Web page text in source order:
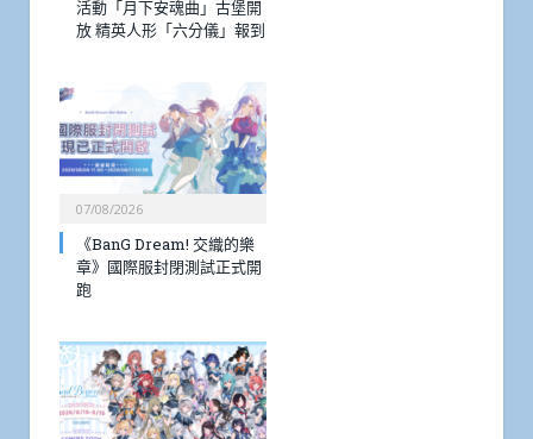
活動「月下安魂曲」古堡開
放 精英人形「六分儀」報到
07/08/2026
《BanG Dream! 交織的樂
章》國際服封閉測試正式開
跑